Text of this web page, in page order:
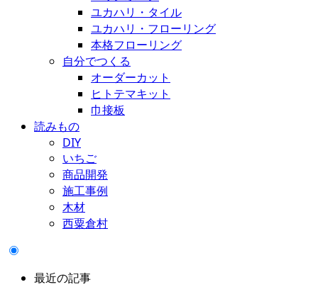
ユカハリ・タイル
ユカハリ・フローリング
本格フローリング
自分でつくる
オーダーカット
ヒトテマキット
巾接板
読みもの
DIY
いちご
商品開発
施工事例
木材
西粟倉村
最近の記事